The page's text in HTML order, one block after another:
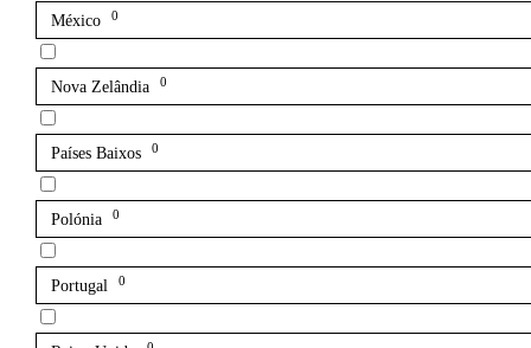
México 0
Nova Zelândia 0
Países Baixos 0
Polónia 0
Portugal 0